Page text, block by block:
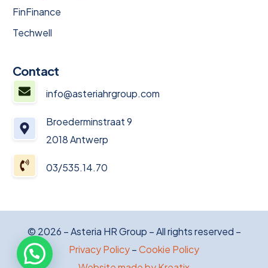
FinFinance
Techwell
Contact
info@asteriahrgroup.com
Broederminstraat 9
2018 Antwerp
03/535.14.70
© 2026 – Asteria HR Group – All rights reserved –
Privacy Policy–Cookie Policy
Vacancies